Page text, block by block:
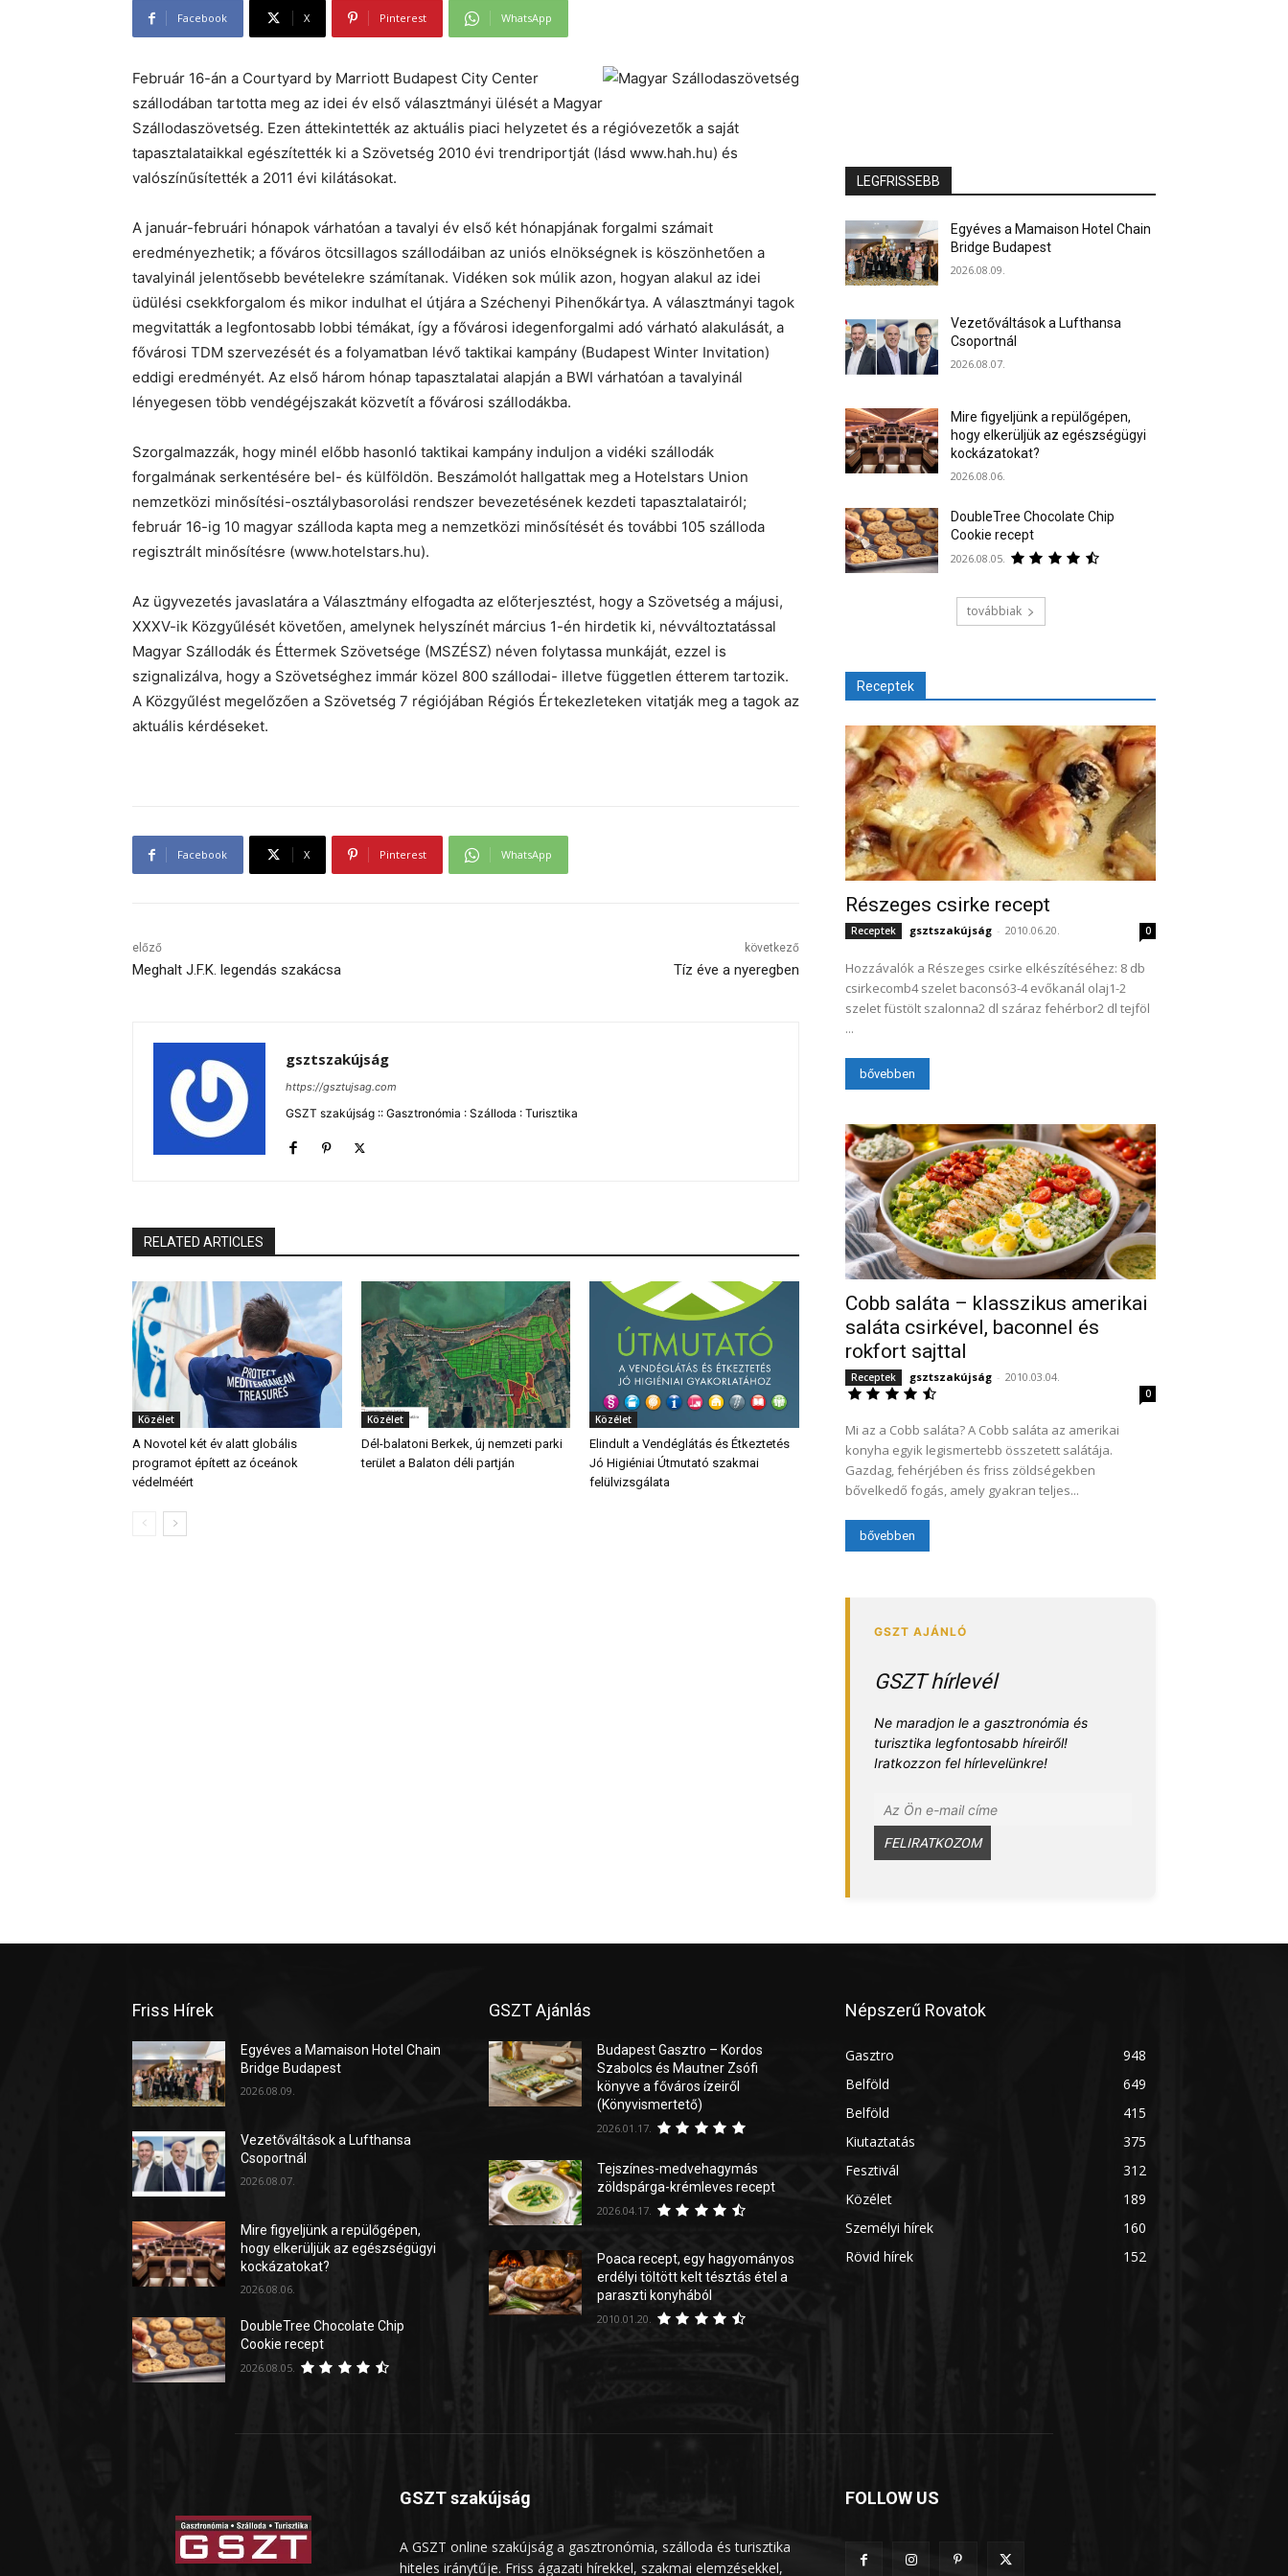
Facebook X Pinterest WhatsApp
Február 16-án a Courtyard by Marriott Budapest City Center
szállodában tartotta meg az idei év első választmányi ülését a Magyar
Szállodaszövetség. Ezen áttekintették az aktuális piaci helyzetet és a régióvezetők a saját
tapasztalataikkal egészítették ki a Szövetség 2010 évi trendriportját (lásd www.hah.hu) és
valószínűsítették a 2011 évi kilátásokat.
A január-februári hónapok várhatóan a tavalyi év első két hónapjának forgalmi számait
eredményezhetik; a főváros ötcsillagos szállodáiban az uniós elnökségnek is köszönhetően a
tavalyinál jelentősebb bevételekre számítanak. Vidéken sok múlik azon, hogyan alakul az idei
üdülési csekkforgalom és mikor indulhat el útjára a Széchenyi Pihenőkártya. A választmányi tagok
megvitatták a legfontosabb lobbi témákat, így a fővárosi idegenforgalmi adó várható alakulását, a
fővárosi TDM szervezését és a folyamatban lévő taktikai kampány (Budapest Winter Invitation)
eddigi eredményét. Az első három hónap tapasztalatai alapján a BWI várhatóan a tavalyinál
lényegesen több vendégéjszakát közvetít a fővárosi szállodákba.
Szorgalmazzák, hogy minél előbb hasonló taktikai kampány induljon a vidéki szállodák
forgalmának serkentésére bel- és külföldön. Beszámolót hallgattak meg a Hotelstars Union
nemzetközi minősítési-osztálybasorolási rendszer bevezetésének kezdeti tapasztalatairól;
február 16-ig 10 magyar szálloda kapta meg a nemzetközi minősítését és további 105 szálloda
regisztrált minősítésre (www.hotelstars.hu).
Az ügyvezetés javaslatára a Választmány elfogadta az előterjesztést, hogy a Szövetség a májusi,
XXXV-ik Közgyűlését követően, amelynek helyszínét március 1-én hirdetik ki, névváltoztatással
Magyar Szállodák és Éttermek Szövetsége (MSZÉSZ) néven folytassa munkáját, ezzel is
szignalizálva, hogy a Szövetséghez immár közel 800 szállodai- illetve független étterem tartozik.
A Közgyűlést megelőzően a Szövetség 7 régiójában Régiós Értekezleteken vitatják meg a tagok az
aktuális kérdéseket.
Facebook X Pinterest WhatsApp
előző
Meghalt J.F.K. legendás szakácsa
következő
Tíz éve a nyeregben
gsztszakújság
https://gsztujsag.com
GSZT szakújság :: Gasztronómia : Szálloda : Turisztika
RELATED ARTICLES
Közélet
A Novotel két év alatt globális
programot épített az óceánok
védelméért
Közélet
Dél-balatoni Berkek, új nemzeti parki
terület a Balaton déli partján
Közélet
Elindult a Vendéglátás és Étkeztetés
Jó Higiéniai Útmutató szakmai
felülvizsgálata
LEGFRISSEBB
Egyéves a Mamaison Hotel Chain
Bridge Budapest
2026.08.09.
Vezetőváltások a Lufthansa
Csoportnál
2026.08.07.
Mire figyeljünk a repülőgépen,
hogy elkerüljük az egészségügyi
kockázatokat?
2026.08.06.
DoubleTree Chocolate Chip
Cookie recept
2026.08.05.
továbbiak
Receptek
Részeges csirke recept
Receptek gsztszakújság - 2010.06.20. 0
Hozzávalók a Részeges csirke elkészítéséhez: 8 db
csirkecomb4 szelet baconsó3-4 evőkanál olaj1-2
szelet füstölt szalonna2 dl száraz fehérbor2 dl tejföl
...
bővebben
Cobb saláta – klasszikus amerikai
saláta csirkével, baconnel és
rokfort sajttal
Receptek gsztszakújság - 2010.03.04.
0
Mi az a Cobb saláta? A Cobb saláta az amerikai
konyha egyik legismertebb összetett salátája.
Gazdag, fehérjében és friss zöldségekben
bővelkedő fogás, amely gyakran teljes...
bővebben
GSZT hírlevél
Ne maradjon le a gasztronómia és
turisztika legfontosabb híreiről!
Iratkozzon fel hírlevelünkre!
Friss Hírek
Egyéves a Mamaison Hotel Chain
Bridge Budapest
2026.08.09.
Vezetőváltások a Lufthansa
Csoportnál
2026.08.07.
Mire figyeljünk a repülőgépen,
hogy elkerüljük az egészségügyi
kockázatokat?
2026.08.06.
DoubleTree Chocolate Chip
Cookie recept
2026.08.05.
GSZT Ajánlás
Budapest Gasztro – Kordos
Szabolcs és Mautner Zsófi
könyve a főváros ízeiről
(Könyvismertető)
2026.01.17.
Tejszínes-medvehagymás
zöldspárga-krémleves recept
2026.04.17.
Poaca recept, egy hagyományos
erdélyi töltött kelt tésztás étel a
paraszti konyhából
2010.01.20.
Népszerű Rovatok
Gasztro
948
Belföld
649
Belföld
415
Kiutaztatás
375
Fesztivál
312
Közélet
189
Személyi hírek
160
Rövid hírek
152
GSZT szakújság
A GSZT online szakújság a gasztronómia, szálloda és turisztika
hiteles iránytűje. Friss ágazati hírekkel, szakmai elemzésekkel,
FOLLOW US